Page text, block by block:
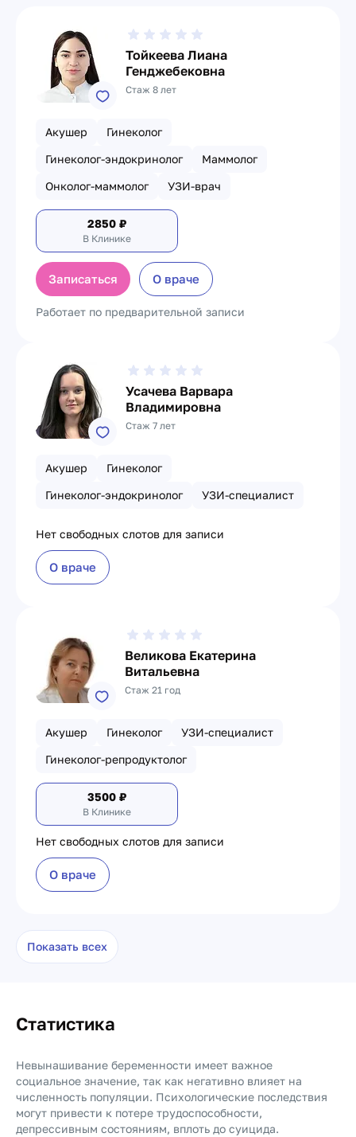
Тойкеева Лиана
Генджебековна
Стаж 8 лет
Акушер
Гинеколог
Гинеколог-эндокринолог
Маммолог
Онколог-маммолог
УЗИ-врач
2850 ₽
В Клинике
Записаться О враче
Работает по предварительной записи
Усачева Варвара
Владимировна
Стаж 7 лет
Акушер
Гинеколог
Гинеколог-эндокринолог
УЗИ-специалист
Нет свободных слотов для записи
О враче
Великова Екатерина
Витальевна
Стаж 21 год
Акушер Гинеколог
УЗИ-специалист
Гинеколог-репродуктолог
3500 ₽
В Клинике
Нет свободных слотов для записи
О враче
Показать всех
Статистика
Невынашивание беременности имеет важное
социальное значение, так как негативно влияет на
численность популяции. Психологические последствия
могут привести к потере трудоспособности,
депрессивным состояниям, вплоть до суицида.